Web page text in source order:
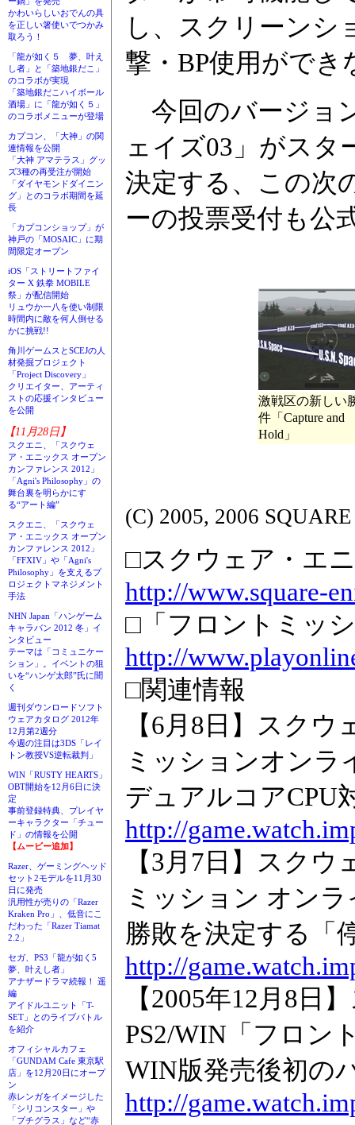
かわいらしいおでんの具
を正しい箸使いでつかみ
取ろう！
「龍が如く５ 夢、叶え
し者」と「築地銀だこ」
のコラボが実現
「築地銀だこハイボール
酒場」に「龍が如く５」
のコラボメニューが登場
カプコン、「大神」の関
連情報を公開
「大神 アマテラス」グッ
ズ3種の再受注が開始
「ダイヤモンドダイニン
グ」とのコラボ期間を延
長
「カプコンショップ」が
神戸の「MOSAIC」に期
間限定オープン
iOS「ストリートファイ
ター X 鉄拳 MOBILE
祭」が配信開始
リュウか一八を使い制限
時間内に敵を何人倒せる
かに挑戦!!
角川ゲームスとSCEJの人
材発掘プロジェクト
「Project Discovery」
クリエイター、アーティ
ストの応援インタビュー
を公開
【11月28日】
スクエニ、「スクウェ
ア・エニックス オープン
カンファレンス 2012」
「Agni's Philosophy」の
舞台裏を明らかにす
る“アート編”
スクエニ、「スクウェ
ア・エニックス オープン
カンファレンス 2012」
「FFXIV」や「Agni's
Philosophy」を支えるプ
ロジェクトマネジメント
手法
NHN Japan「ハンゲーム
キャラバン 2012 冬」イ
ンタビュー
テーマは「コミュニケー
ション」。イベントの狙
いを“ハンゲ太郎”氏に聞
く
週刊ダウンロードソフト
ウェアカタログ 2012年
12月第2週分
今週の注目は3DS「レイ
トン教授VS逆転裁判」
WIN「RUSTY HEARTS」
OBT開始を12月6日に決
定
事前登録特典、プレイヤ
ーキャラクター「チュー
ド」の情報を公開
【ムービー追加】
Razer、ゲーミングヘッド
セット2モデルを11月30
日に発売
汎用性が売りの「Razer
Kraken Pro」、低音にこ
だわった「Razer Tiamat
2.2」
セガ、PS3「龍が如く5
夢、叶えし者」
アナザードラマ続報！ 遥
編
アイドルユニット「T-
SET」とのライブバトル
を紹介
オフィシャルカフェ
「GUNDAM Cafe 東京駅
店」を12月20日にオープ
ン
赤レンガをイメージした
「シリコンスター」や
「プチグラス」など“赤
し、スクリーンシ
撃・BP使用がで
今回のバージョ
ェイズ03」がスタ
決定する、この次
ーの投票受付も公
激戦区の新しい
件「Capture and
Hold」
(C) 2005, 2006
□スクウェア・エ
http://www.square-
□「フロントミッ
http://
□関連情報
【6月8日】スク
ミッションオンラ
デュアルコアCPU
http://
【3月7日】スク
ミッション オン
勝敗を決定する「
http://
【2005年12月8日
PS2/WIN「フロン
WIN版発売後初の
http://